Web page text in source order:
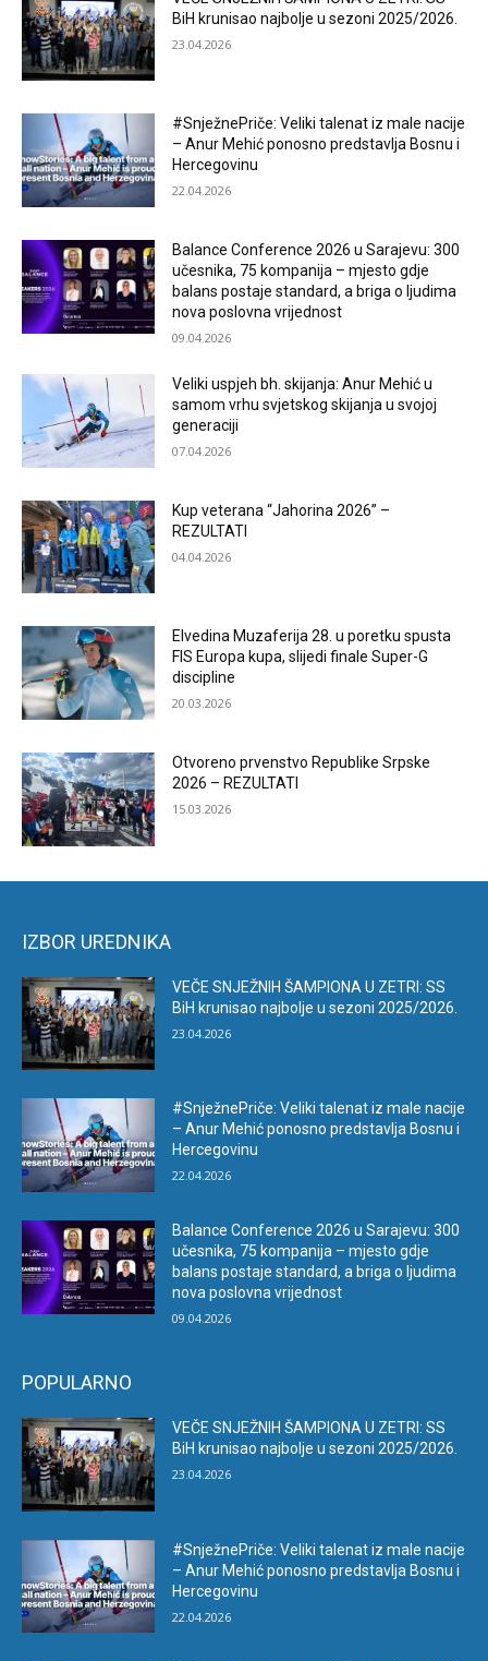
BiH krunisao najbolje u sezoni 2025/2026.
23.04.2026
#SnježnePriče: Veliki talenat iz male nacije
– Anur Mehić ponosno predstavlja Bosnu i
Hercegovinu
22.04.2026
Balance Conference 2026 u Sarajevu: 300
učesnika, 75 kompanija – mjesto gdje
balans postaje standard, a briga o ljudima
nova poslovna vrijednost
09.04.2026
Veliki uspjeh bh. skijanja: Anur Mehić u
samom vrhu svjetskog skijanja u svojoj
generaciji
07.04.2026
Kup veterana “Jahorina 2026” –
REZULTATI
04.04.2026
Elvedina Muzaferija 28. u poretku spusta
FIS Europa kupa, slijedi finale Super-G
discipline
20.03.2026
Otvoreno prvenstvo Republike Srpske
2026 – REZULTATI
15.03.2026
IZBOR UREDNIKA
VEČE SNJEŽNIH ŠAMPIONA U ZETRI: SS
BiH krunisao najbolje u sezoni 2025/2026.
23.04.2026
#SnježnePriče: Veliki talenat iz male nacije
– Anur Mehić ponosno predstavlja Bosnu i
Hercegovinu
22.04.2026
Balance Conference 2026 u Sarajevu: 300
učesnika, 75 kompanija – mjesto gdje
balans postaje standard, a briga o ljudima
nova poslovna vrijednost
09.04.2026
POPULARNO
VEČE SNJEŽNIH ŠAMPIONA U ZETRI: SS
BiH krunisao najbolje u sezoni 2025/2026.
23.04.2026
#SnježnePriče: Veliki talenat iz male nacije
– Anur Mehić ponosno predstavlja Bosnu i
Hercegovinu
22.04.2026